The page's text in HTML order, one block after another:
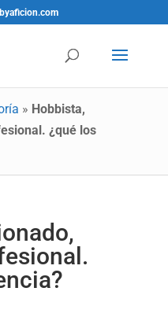
» Hobbista,
¿qué los